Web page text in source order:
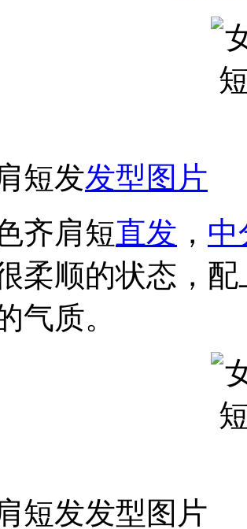
短发发型图片
肩短直发 ， 中
柔顺的状态，配
气质。
短发发型图片